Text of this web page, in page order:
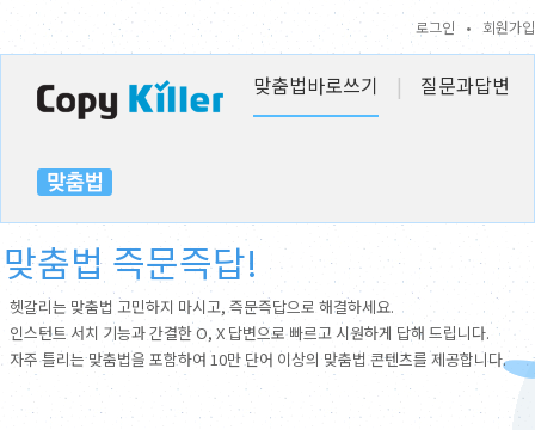
로그인 • 회원가입
맞춤법바로쓰기 | 질문과답변
맞춤법 즉문즉답!
헷갈리는 맞춤법 고민하지 마시고, 즉문즉답으로 해결하세요.
인스턴트 서치 기능과 간결한 O, X 답변으로 빠르고 시원하게 답해 드립니다.
자주 틀리는 맞춤법을 포함하여 10만 단어 이상의 맞춤법 콘텐츠를 제공합니다.